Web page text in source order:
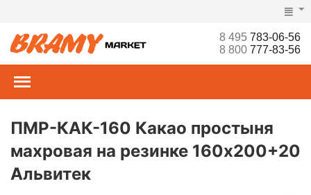
8 495783-06-56
8 800777-83-56
ПМР-КАК-160 Какао простыня
махровая на резинке 160х200+20
Альвитек